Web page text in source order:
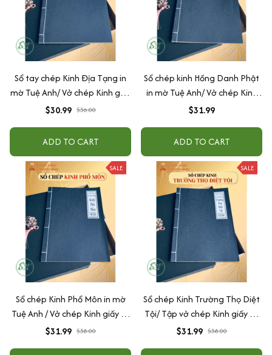
Sổ tay chép Kinh Địa Tạng in
mờ Tuệ Anh/ Vở chép Kinh giấy
cổ (Tặng kèm Hộp đựng Kinh)
$30.99 $36.00
ADD TO CART
Sổ chép kinh Hồng Danh Phật
in mờ Tuệ Anh/ Vở chép Kinh
giấy cổ (Tặng kèm Hộp đựng
$31.99
ADD TO CART
SALE
Sổ chép Kinh Phổ Môn in mờ
Tuệ Anh / Vở chép Kinh giấy cổ
(Tặng kèm Hộp đựng)
$31.99 $38.00
SALE
Sổ chép Kinh Trường Thọ Diệt
Tội/ Tập vở chép Kinh giấy cổ
in mờ Tuệ Anh (Tặng Hộp
$31.99 $38.00